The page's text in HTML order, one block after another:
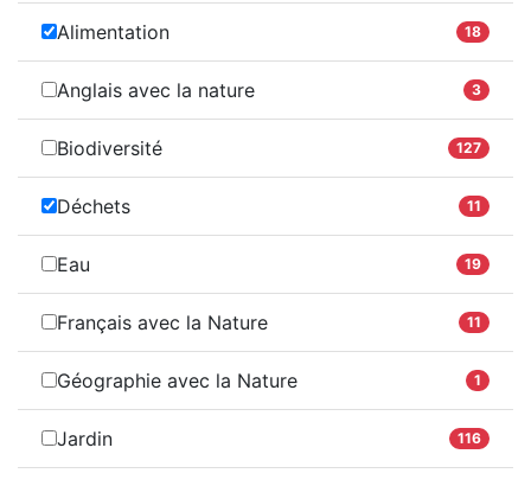
Alimentation 18
Anglais avec la nature 3
Biodiversité 127
Déchets 11
Eau 19
Français avec la Nature 11
Géographie avec la Nature 1
Jardin 116